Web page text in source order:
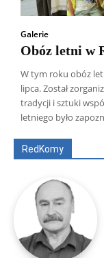
Galerie
Obóz letni w
W tym roku obóz
lipca. Został
tradycji i sztuki
letniego było
RedKomy
Wszyscy